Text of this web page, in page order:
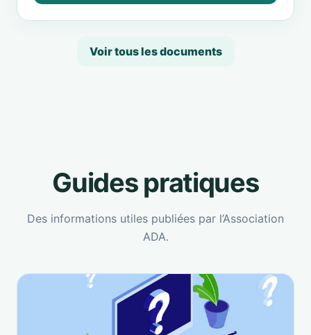
Voir tous les documents
Guides pratiques
Des informations utiles publiées par l’Association
ADA.